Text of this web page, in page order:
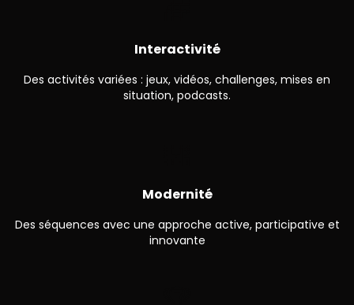
Interactivité
Des activités variées : jeux, vidéos, challenges, mises en
situation, podcasts.
Modernité
Des séquences avec une approche active, participative et
innovante